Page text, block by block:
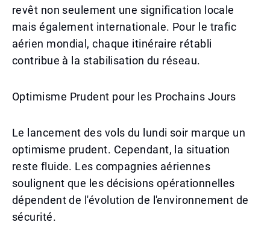
revêt non seulement une signification locale
mais également internationale. Pour le trafic
aérien mondial, chaque itinéraire rétabli
contribue à la stabilisation du réseau.
Optimisme Prudent pour les Prochains Jours
Le lancement des vols du lundi soir marque un
optimisme prudent. Cependant, la situation
reste fluide. Les compagnies aériennes
soulignent que les décisions opérationnelles
dépendent de l'évolution de l'environnement de
sécurité.